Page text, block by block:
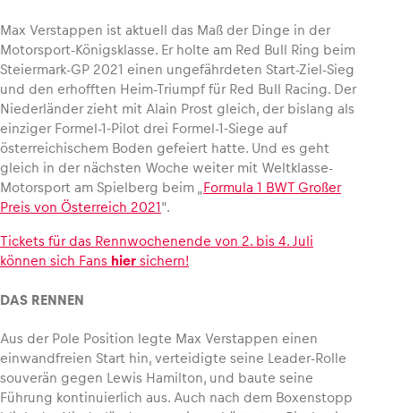
Glossar
Alle anzeigen
Max Verstappen ist aktuell das Maß der Dinge in der
Motorsport-Königsklasse. Er holte am Red Bull Ring beim
Steiermark-GP 2021 einen ungefährdeten Start-Ziel-Sieg
und den erhofften Heim-Triumpf für Red Bull Racing. Der
Niederländer zieht mit Alain Prost gleich, der bislang als
einziger Formel-1-Pilot drei Formel-1-Siege auf
österreichischem Boden gefeiert hatte. Und es geht
gleich in der nächsten Woche weiter mit Weltklasse-
Motorsport am Spielberg beim „ Formula 1 BWT Großer
Preis von Österreich 2021“.
Tickets für das Rennwochenende von 2. bis 4. Juli
können sich Fans hier sichern!
DAS RENNEN
Aus der Pole Position legte Max Verstappen einen
einwandfreien Start hin, verteidigte seine Leader-Rolle
souverän gegen Lewis Hamilton, und baute seine
Führung kontinuierlich aus. Auch nach dem Boxenstopp